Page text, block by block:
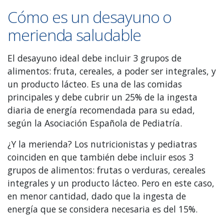
Cómo es un desayuno o
merienda saludable
El desayuno ideal debe incluir 3 grupos de
alimentos: fruta, cereales, a poder ser integrales, y
un producto lácteo. Es una de las comidas
principales y debe cubrir un 25% de la ingesta
diaria de energía recomendada para su edad,
según la Asociación Española de Pediatría.
¿Y la merienda? Los nutricionistas y pediatras
coinciden en que también debe incluir esos 3
grupos de alimentos: frutas o verduras, cereales
integrales y un producto lácteo. Pero en este caso,
en menor cantidad, dado que la ingesta de
energía que se considera necesaria es del 15%.